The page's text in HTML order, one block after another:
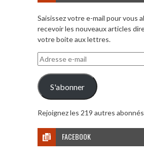
Saisissez votre e-mail pour vous
recevoir les nouveaux articles
votre boite aux lettres.
Adresse
e-
mail
S'abonner
Rejoignez les 219 autres abonnés
FACEBOOK